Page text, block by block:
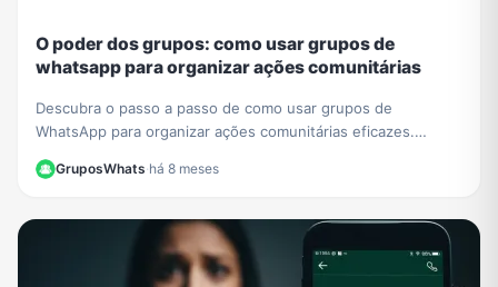
O poder dos grupos: como usar grupos de
whatsapp para organizar ações comunitárias
Descubra o passo a passo de como usar grupos de
WhatsApp para organizar ações comunitárias eficazes.
GruposWhats·há 8 meses